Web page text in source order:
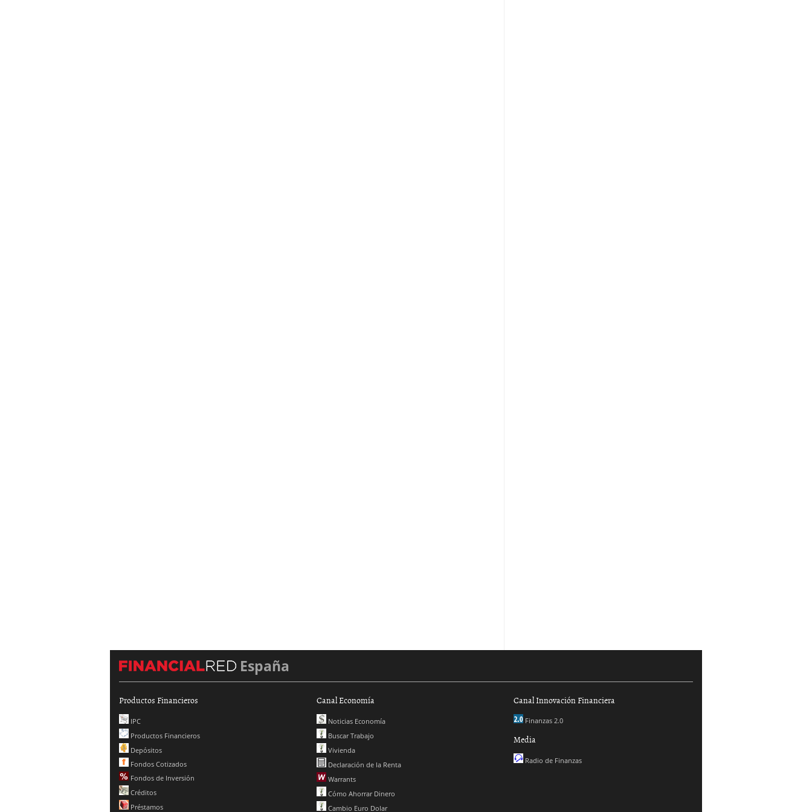
España
Productos Financieros
IPC
Productos Financieros
Depósitos
Fondos Cotizados
Fondos de Inversión
Créditos
Préstamos
Canal Economía
Noticias Economía
Buscar Trabajo
Vivienda
Declaración de la Renta
Warrants
Cómo Ahorrar Dinero
Cambio Euro Dolar
Canal Innovación Financiera
Finanzas 2.0
Media
Radio de Finanzas